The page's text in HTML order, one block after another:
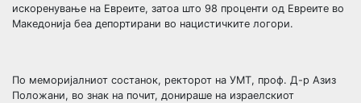
искоренување на Евреите, затоа што 98 проценти од Евреите во
Македонија беа депортирани во нацистичките логори.
По меморијалниот состанок, ректорот на УМТ, проф. Д-р Азиз
Положани, во знак на почит, донираше на израелскиот